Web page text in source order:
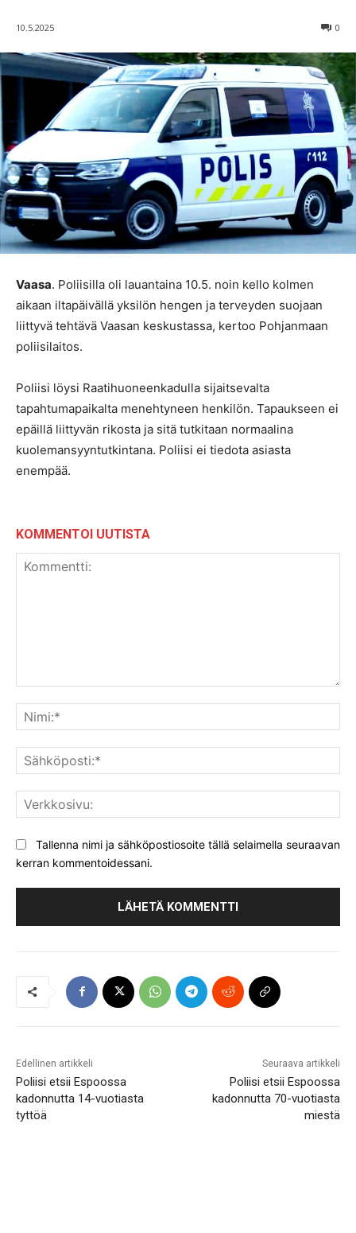
10.5.2025 0
Vaasa. Poliisilla oli lauantaina 10.5. noin kello kolmen
aikaan iltapäivällä yksilön hengen ja terveyden suojaan
liittyvä tehtävä Vaasan keskustassa, kertoo Pohjanmaan
poliisilaitos.
Poliisi löysi Raatihuoneenkadulla sijaitsevalta
tapahtumapaikalta menehtyneen henkilön. Tapaukseen ei
epäillä liittyvän rikosta ja sitä tutkitaan normaalina
kuolemansyyntutkintana. Poliisi ei tiedota asiasta
enempää.
KOMMENTOI UUTISTA
Tallenna nimi ja sähköpostiosoite tällä selaimella seuraavan
kerran kommentoidessani.
Edellinen artikkeli
Poliisi etsii Espoossa
kadonnutta 14-vuotiasta
tyttöä
Seuraava artikkeli
Poliisi etsii Espoossa
kadonnutta 70-vuotiasta
miestä